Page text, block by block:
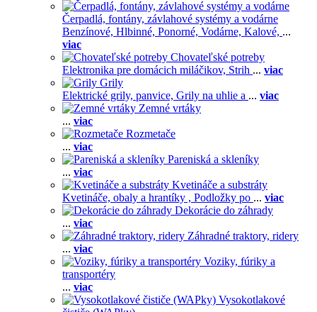
Čerpadlá, fontány, závlahové systémy a vodárne
Benzínové, Hlbinné, Ponorné, Vodárne, Kalové, ...
viac
Chovateľské potreby
Elektronika pre domácich miláčikov, Strih ... viac
Grily
Elektrické grily, panvice, Grily na uhlie a ... viac
Zemné vrtáky
... viac
Rozmetače
... viac
Pareniská a skleníky
... viac
Kvetináče a substráty
Kvetináče, obaly a hrantíky , Podložky po ... viac
Dekorácie do záhrady
... viac
Záhradné traktory, ridery
... viac
Voziky, fúriky a
transportéry
... viac
Vysokotlakové